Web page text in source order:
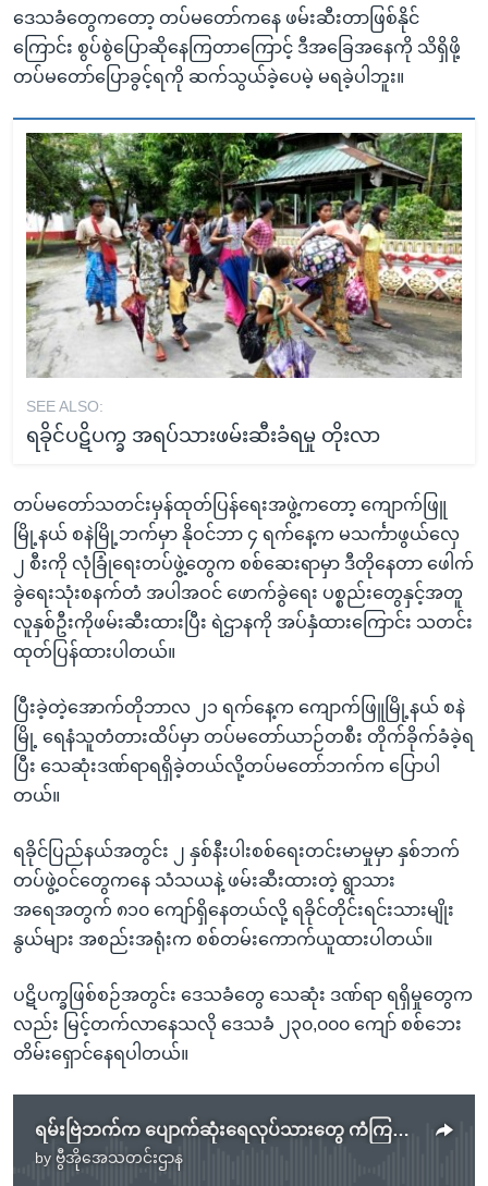
ဒေသခံတွေကတော့ တပ်မတော်ကနေ ဖမ်းဆီးတာဖြစ်နိုင်
ကြောင်း စွပ်စွဲပြောဆိုနေကြတာကြောင့် ဒီအခြေအနေကို သိရှိဖို့
တပ်မတော်ပြောခွင့်ရကို ဆက်သွယ်ခဲ့ပေမဲ့ မရခဲ့ပါဘူး။
SEE ALSO:
ရခိုင်ပဋိပက္ခ အရပ်သားဖမ်းဆီးခံရမှု တိုးလာ
တပ်မတော်သတင်းမှန်ထုတ်ပြန်ရေးအဖွဲ့ကတော့ ကျောက်ဖြူ
မြို့နယ် စနဲမြို့ဘက်မှာ နိုဝင်ဘာ ၄ ရက်နေ့က မသင်္ကာဖွယ်လှေ
၂ စီးကို လုံခြုံရေးတပ်ဖွဲ့တွေက စစ်ဆေးရာမှာ ဒီတိုနေတာ ဖေါက်
ခွဲရေးသုံးစနက်တံ အပါအဝင် ဖောက်ခွဲရေး ပစ္စည်းတွေနှင့်အတူ
လူနှစ်ဦးကိုဖမ်းဆီးထားပြီး ရဲဌာနကို အပ်နှံထားကြောင်း သတင်း
ထုတ်ပြန်ထားပါတယ်။
ပြီးခဲ့တဲ့အောက်တိုဘာလ ၂၁ ရက်နေ့က ကျောက်ဖြူမြို့နယ် စနဲ
မြို့ ရေနံသူတံတားထိပ်မှာ တပ်မတော်ယာဉ်တစီး တိုက်ခိုက်ခံခဲ့ရ
ပြီး သေဆုံးဒဏ်ရာရရှိခဲ့တယ်လို့တပ်မတော်ဘက်က ပြောပါ
တယ်။
ရခိုင်ပြည်နယ်အတွင်း ၂ နှစ်နီးပါးစစ်ရေးတင်းမာမှုမှာ နှစ်ဘက်
တပ်ဖွဲ့ဝင်တွေကနေ သံသယနဲ့ ဖမ်းဆီးထားတဲ့ ရွာသား
အရေအတွက် ၈၁၀ ကျော်ရှိနေတယ်လို့ ရခိုင်တိုင်းရင်းသားမျိုး
နွယ်များ အစည်းအရုံးက စစ်တမ်းကောက်ယူထားပါတယ်။
ပဋိပက္ခဖြစ်စဉ်အတွင်း ဒေသခံတွေ သေဆုံး ဒဏ်ရာ ရရှိမှုတွေက
လည်း မြင့်တက်လာနေသလို ဒေသခံ ၂၃၀,၀၀၀ ကျော် စစ်ဘေး
တိမ်းရှောင်နေရပါတယ်။
ရမ်းဗြဲဘက်က ပျောက်ဆုံးရေလုပ်သားတွေ ကံကြမ္မာ အတိအကျမသိရသေး
by ဗွီအိုအေသတင်းဌာန
No media source currently available